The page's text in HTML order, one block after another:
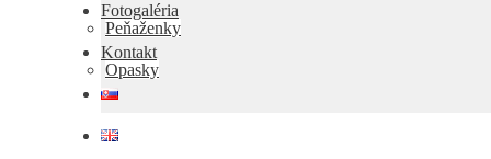
Peňaženky
Opasky
Fotogaléria
Kontakt